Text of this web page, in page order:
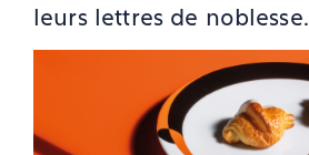
leurs lettres de noblesse.